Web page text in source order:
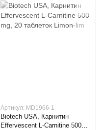
Артикул: MD1966-1
Biotech USA, Карнитин
Effervescent L-Carnitine 500